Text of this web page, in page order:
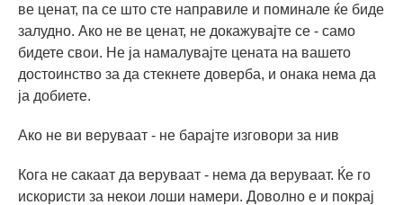
ве ценат, па се што сте направиле и поминале ќе биде
залудно. Ако не ве ценат, не докажувајте се - само
бидете свои. Не ја намалувајте цената на вашето
достоинство за да стекнете доверба, и онака нема да
ја добиете.
Ако не ви веруваат - не барајте изговори за нив
Кога не сакаат да веруваат - нема да веруваат. Ќе го
искористи за некои лоши намери. Доволно е и покрај